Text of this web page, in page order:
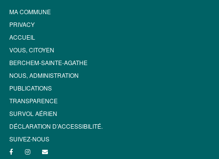
MA COMMUNE
PRIVACY
ACCUEIL
VOUS, CITOYEN
BERCHEM-SAINTE-AGATHE
NOUS, ADMINISTRATION
PUBLICATIONS
TRANSPARENCE
SURVOL AÉRIEN
DÉCLARATION D’ACCESSIBILITÉ.
SUIVEZ-NOUS